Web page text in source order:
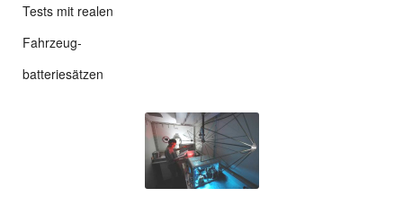
Tests mit realen
Fahrzeug-
batteriesätzen